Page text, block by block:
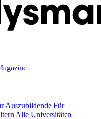
Auszubildende Für
Alle Universitäten